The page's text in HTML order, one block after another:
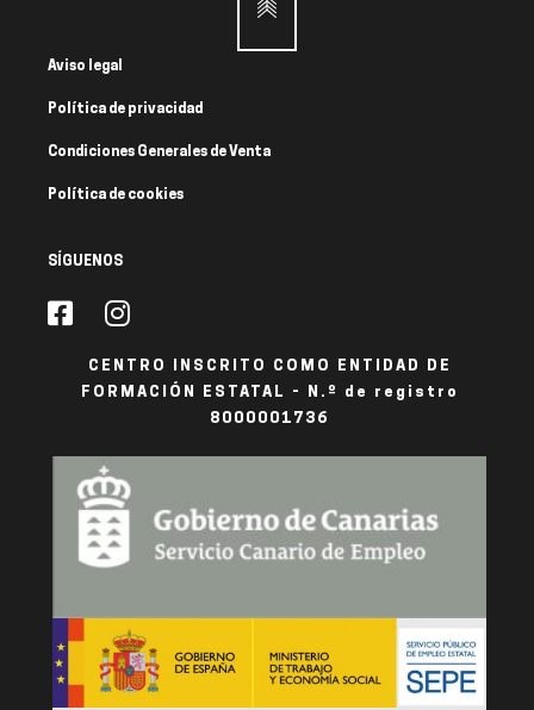
Aviso legal
Política de privacidad
Condiciones Generales de Venta
Política de cookies
SÍGUENOS
CENTRO INSCRITO COMO ENTIDAD DE
FORMACIÓN ESTATAL - N.º de registro
8000001736